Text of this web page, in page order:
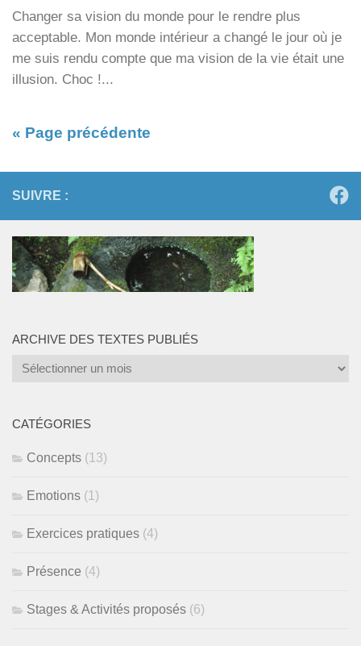
Changer sa vision du monde pour le rendre plus
acceptable. Mon monde intérieur a changé le jour où je
me suis rendu compte que ma vision de la vie était une
illusion. Choc !...
« Page précédente
SUIVRE :
ARCHIVE DES TEXTES PUBLIÉS
Archive
publiés
CATÉGORIES
Concepts (13)
Emotions (1)
Exercices pratiques (4)
Présence (4)
Stages & Activités proposés (6)